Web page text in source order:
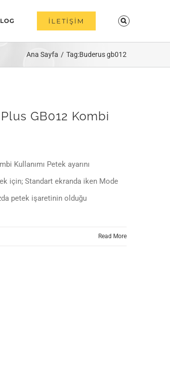
İLETİŞİM
Ana Sayfa Tag:Buderus gb012
GB012 Kombi
Kullanımı Petek ayarını
için; Standart ekranda iken Mode
petek işaretinin olduğu
Read More